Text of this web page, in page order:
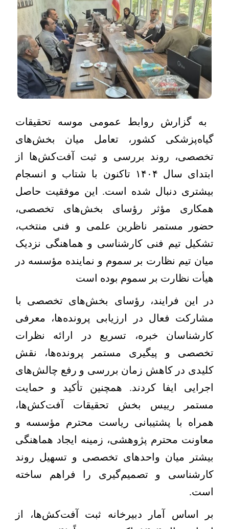
به گزارش روابط عمومی موسه تحقیقات
گیاه‌پزشکی کشور، تعامل میان بخش‌های
تخصصی، روند بررسی و ثبت آفت‌کش‌ها از
ابتدای سال ۱۴۰۴ تاکنون با شتاب و انسجام
بیشتری دنبال شده است. این موفقیت حاصل
همکاری مؤثر رؤسای بخش‌های تخصصی،
حضور مستمر ناظرین علمی و فنی منتخب،
تشکیل تیم فنی کارشناسی و هماهنگی نزدیک
میان تیم نظارت بر سموم و نماینده مؤسسه در
هیأت نظارت بر سموم بوده است
در این فرایند، رؤسای بخش‌های تخصصی با
مشارکت فعال در ارزیابی پرونده‌ها، معرفی
کارشناسان خبره، تسریع در ارائه نظرات
تخصصی و پیگیری مستمر پرونده‌ها، نقش
کلیدی در کاهش زمان بررسی و رفع چالش‌های
اجرایی ایفا کردند. همچنین تأکید و حمایت
مستمر رییس بخش تحقیقات آفت‌کش‌ها،
همراه با پشتیبانی ریاست محترم مؤسسه و
معاونت محترم پژوهشی، زمینه ایجاد هماهنگی
بیشتر میان واحدهای تخصصی و تسهیل روند
کارشناسی و تصمیم‌گیری را فراهم ساخته
است.
بر اساس آمار دبیرخانه ثبت آفت‌کش‌ها، از